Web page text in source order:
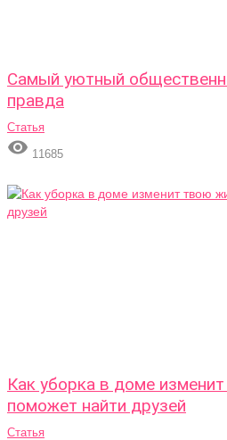
Самый уютный
правда
Статья
 11685
Как уборка в доме
поможет найти друзей
Статья